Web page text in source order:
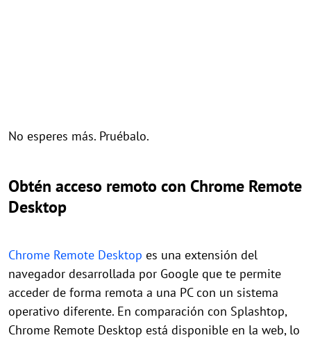
No esperes más. Pruébalo.
Obtén acceso remoto con Chrome Remote
Desktop
Chrome Remote Desktop es una extensión del
navegador desarrollada por Google que te permite
acceder de forma remota a una PC con un sistema
operativo diferente. En comparación con Splashtop,
Chrome Remote Desktop está disponible en la web, lo